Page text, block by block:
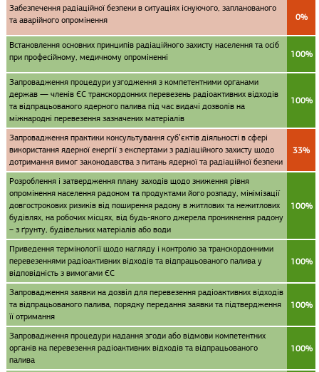
Забезпечення радіаційної безпеки в ситуаціях існуючого, запланованого
та аварійного опромінення
0%
Встановлення основних принципів радіаційного захисту населення та осіб
при професійному, медичному опроміненні
100%
Запровадження процедури узгодження з компетентними органами
держав — членів ЄС транскордонних перевезень радіоактивних відходів
та відпрацьованого ядерного палива під час видачі дозволів на
міжнародні перевезення зазначених матеріалів
100%
Запровадження практики консультування суб’єктів діяльності в сфері
використання ядерної енергії з експертами з радіаційного захисту щодо
дотримання вимог законодавства з питань ядерної та радіаційної безпеки
33%
Розроблення і затвердження плану заходів щодо зниження рівня
опромінення населення радоном та продуктами його розпаду, мінімізації
довгострокових ризиків від поширення радону в житлових та нежитлових
будівлях, на робочих місцях, від будь-якого джерела проникнення радону
– з ґрунту, будівельних матеріалів або води
100%
Приведення термінології щодо нагляду і контролю за транскордонними
перевезеннями радіоактивних відходів та відпрацьованого палива у
відповідність з вимогами ЄС
100%
Запровадження заявки на дозвіл для перевезення радіоактивних відходів
та відпрацьованого палива, порядку передання заявки та підтвердження
її отримання
100%
Запровадження процедури надання згоди або відмови компетентних
органів на перевезення радіоактивних відходів та відпрацьованого
палива
100%